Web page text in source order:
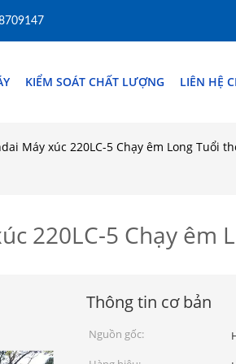
KIỂM SOÁT CHẤT LƯỢNG LIÊN HỆ
Máy xúc 220LC-5 Chạy êm Long Tuổi
220LC-5 Chạy êm
Thông tin cơ bản
Nguồn gốc: